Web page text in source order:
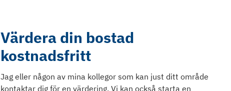
Värdera din bostad
kostnadsfritt
Jag eller någon av mina kollegor som kan just ditt område
kontaktar dig för en värdering. Vi kan också starta en